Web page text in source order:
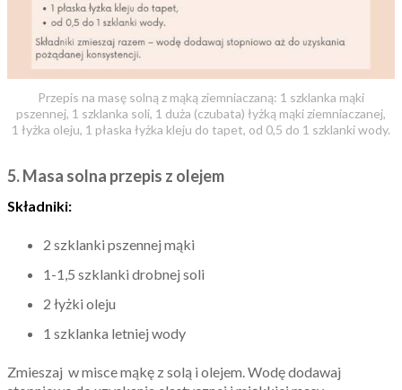
Przepis na masę solną z mąką ziemniaczaną: 1 szklanka mąki
pszennej, 1 szklanka soli, 1 duża (czubata) łyżką mąki ziemniaczanej,
1 łyżka oleju, 1 płaska łyżka kleju do tapet, od 0,5 do 1 szklanki wody.
5. Masa solna przepis z olejem
Składniki:
2 szklanki pszennej mąki
1-1,5 szklanki drobnej soli
2 łyżki oleju
1 szklanka letniej wody
Zmieszaj w misce mąkę z solą i olejem. Wodę dodawaj